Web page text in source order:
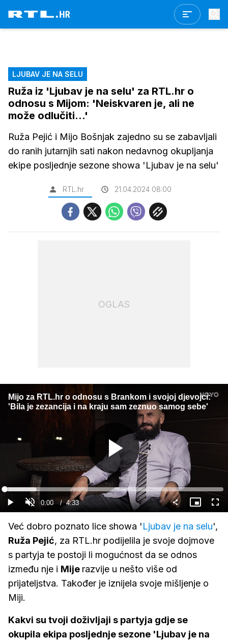
LJUBAV JE NA SELU
Ruža iz 'Ljubav je na selu' za RTL.hr o
odnosu s Mijom: 'Neiskvaren je, ali ne
može odlučiti...'
Ruža Pejić i Mijo Bošnjak zajedno su se zabavljali
do ranih jutarnjih sati nakon nedavnog okupljanja
ekipe posljednje sezone showa 'Ljubav je na selu'
RTL.hr 21.04.2024 08:00
OGLAS
Mijo za RTL.hr o odnosu s Brankom i svojoj djevojci:
'Bila je zezancija i na kraju sam zeznuo samog sebe'
Gledaj
GledajUpali
zvuk
Current
Time
0:00 / Duration
4:33
Loaded:
14.55%
Slika
u
Već dobro poznato lice showa 'Ljubav je na selu',
Ruža Pejić, za RTL.hr podijelila je svoje dojmove
s partyja te postoji li mogućnost da se odnos
između nje i Mije razvije u nešto više od
prijateljstva. Također je iznijela svoje mišljenje o
Miji.
Kakvi su tvoji doživljaji s partyja gdje se
okupila ekipa posljednje sezone 'Ljubav je na